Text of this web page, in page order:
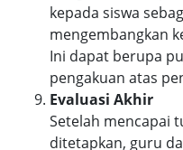
kepada siswa
mengembangkan
Ini dapat berupa
pengakuan atas
Evaluasi Akhir
Setelah mencapai
ditetapkan, guru